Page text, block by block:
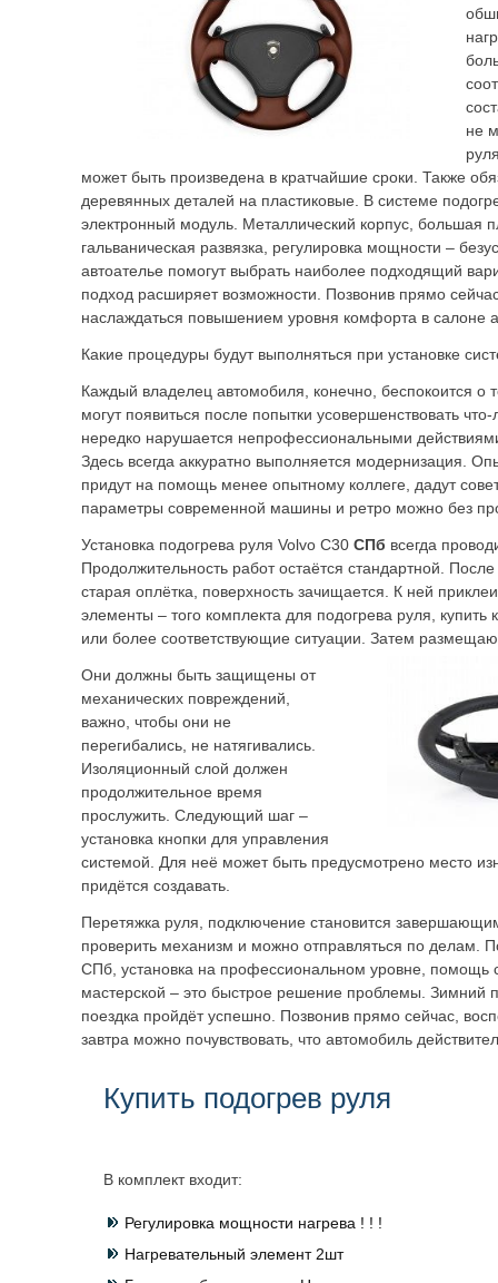
не
может быть произведена в кратчайшие сроки. Также
деревянных деталей на пластиковые. В системе
электронный модуль. Металлический корпус, большая
гальваническая развязка, регулировка мощности –
автоателье помогут выбрать наиболее подходящий
подход расширяет возможности. Позвонив прямо
наслаждаться повышением уровня комфорта в салоне
Какие процедуры будут выполняться при установке
Каждый владелец автомобиля, конечно, беспокоится о
могут появиться после попытки усовершенствовать
нередко нарушается непрофессиональными
Здесь всегда аккуратно выполняется модернизация.
придут на помощь менее опытному коллеге, дадут
параметры современной машины и ретро можно без
Установка подогрева руля Volvo C30 СПб всегда
Продолжительность работ остаётся стандартной.
старая оплётка, поверхность зачищается. К ней
элементы – того комплекта для подогрева руля, купить
или более соответствующие ситуации. Затем
Они должны быть защищены от
механических повреждений,
важно, чтобы они не
перегибались, не натягивались.
Изоляционный слой должен
продолжительное время
прослужить. Следующий шаг –
установка кнопки для управления
системой. Для неё может быть предусмотрено место
придётся создавать.
Перетяжка руля, подключение становится
проверить механизм и можно отправляться по делам.
СПб, установка на профессиональном уровне, помощь
мастерской – это быстрое решение проблемы. Зимний
поездка пройдёт успешно. Позвонив прямо сейчас,
завтра можно почувствовать, что автомобиль
Купить подогрев руля
В комплект входит:
Регулировка мощности нагрева ! ! !
Нагревательный элемент 2шт